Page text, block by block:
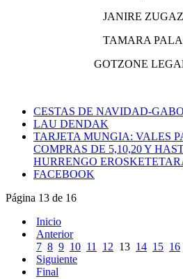
JANIRE
TAMARA
GOTZONE
CESTAS DE NAVIDAD-
LAU DENDAK
TARJETA MUNGIA: VALES
COMPRAS DE 5,10,20 Y
HURRENGO
FACEBOOK
Página 13 de 16
Inicio
Anterior
7 8 9 10 11 12 13 14 15 16
Siguiente
Final